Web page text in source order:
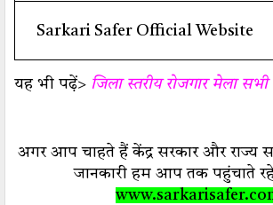
Sarkari Safer Official Website
यह भी पढ़ें> जिला स्तरीय रोजगार मेला
अगर आप चाहते हैं केंद्र सरकार और राज्य
जानकारी हम आप तक पहुंचाते